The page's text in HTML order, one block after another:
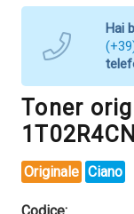
Hai
Toner
Originale Ciano
Codice: